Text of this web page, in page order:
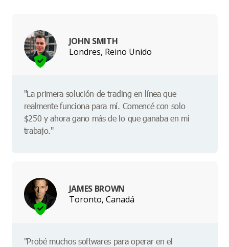
JOHN SMITH
Londres, Reino Unido
"La primera solución de trading en línea que
realmente funciona para mí. Comencé con solo
$250 y ahora gano más de lo que ganaba en mi
trabajo."
JAMES BROWN
Toronto, Canadá
"Probé muchos softwares para operar en el